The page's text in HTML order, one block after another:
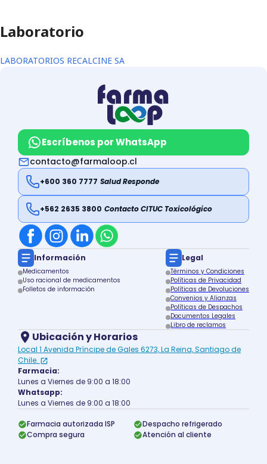
Laboratorio
LABORATORIOS RECALCINE SA
Escríbenos por WhatsApp
contacto@farmaloop.cl
+600 360 7777 Salud Responde
+562 2635 3800 Contacto CITUC Toxicológico
Información
Medicamentos
Uso racional de medicamentos
Folletos de información
Legal
Términos y Condiciones
Políticas de Privacidad
Políticas de Devoluciones
Convenios y Alianzas
Políticas de Despachos
Documentos Legales
Libro de reclamos
Ubicación y Horarios
Local 1 Avenida Príncipe de Gales 6273, La Reina, Santiago de
Chile.
Farmacia:
Lunes a Viernes de 9:00 a 18:00
Whatsapp:
Lunes a Viernes de 9:00 a 18:00
Farmacia autorizada ISP
Despacho refrigerado
Compra segura
Atención al cliente